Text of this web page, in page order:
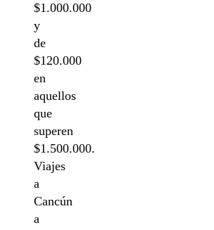
$1.000.000
y
de
$120.000
en
aquellos
que
superen
$1.500.000.
Viajes
a
Cancún
a